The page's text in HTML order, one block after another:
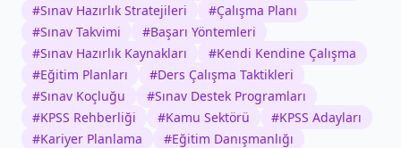
#Sınav Hazırlık Stratejileri #Çalışma Planı
#Sınav Takvimi #Başarı Yöntemleri
#Sınav Hazırlık Kaynakları #Kendi Kendine Çalışma
#Eğitim Planları #Ders Çalışma Taktikleri
#Sınav Koçluğu #Sınav Destek Programları
#KPSS Rehberliği #Kamu Sektörü #KPSS Adayları
#Kariyer Planlama #Eğitim Danışmanlığı